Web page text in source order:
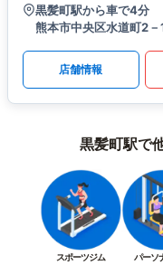
黒髪町駅から車で4分
熊本市中央区水道町2
店舗情報
黒髪町駅で
スポーツジム パーソ